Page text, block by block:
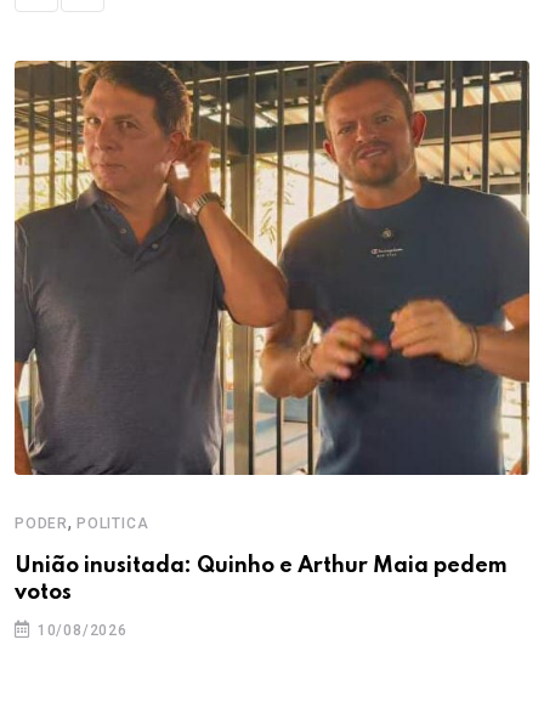
PODER, POLITICA
União inusitada: Quinho e Arthur Maia pedem
votos
10/08/2026